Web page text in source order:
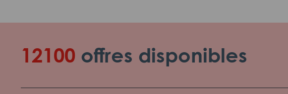
12100 offres disponibles